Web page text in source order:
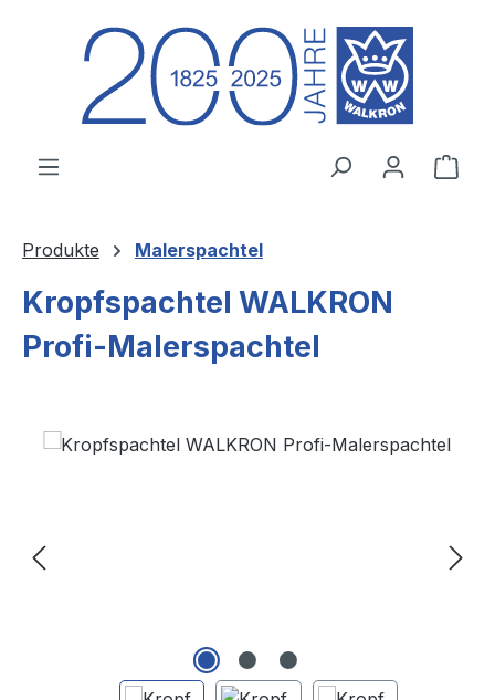
Zum Hauptinhalt springen
Produkte Malerspachtel
Kropfspachtel WALKRON
Profi-Malerspachtel
Bildergalerie überspringen